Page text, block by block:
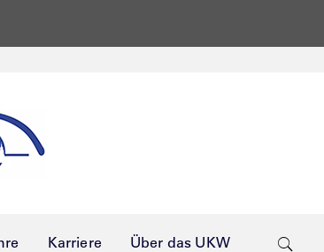
Karriere Über das UKW